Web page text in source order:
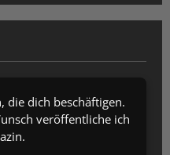
die dich beschäftigen.
veröffentliche ich